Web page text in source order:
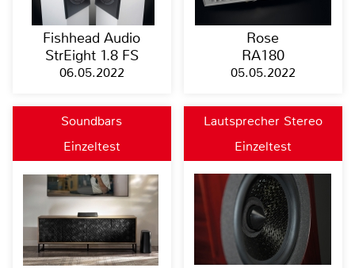
Fishhead Audio
StrEight 1.8 FS
06.05.2022
Rose
RA180
05.05.2022
Soundbars
Einzeltest
Lautsprecher Stereo
Einzeltest